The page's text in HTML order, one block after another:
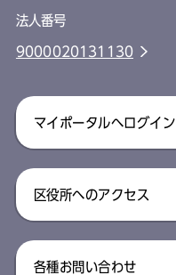
法人番号
9000020131130
マイポータルへログイン
区役所へのアクセス
各種お問い合わせ